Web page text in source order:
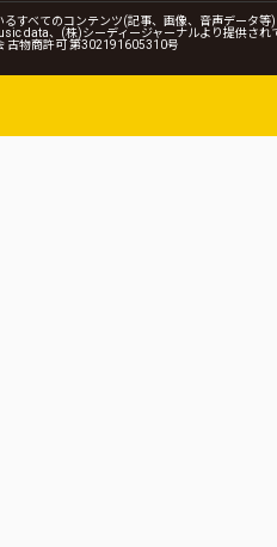
るすべてのコンテンツ(記事、画像、音声データ
data、(株)シーディージャーナルより提供され
古物商許可 第302191605310号